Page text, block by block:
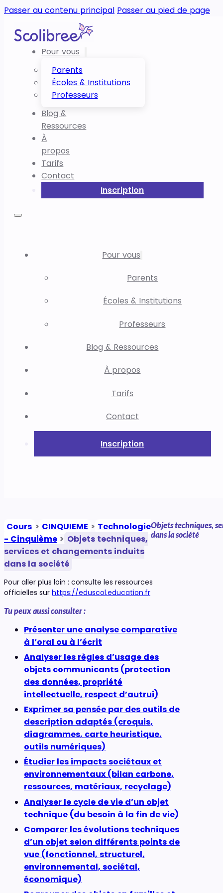
Passer au contenu principal Passer au pied de page
Pour vous
Parents
Écoles & Institutions
Professeurs
Blog &
Ressources
À
propos
Tarifs
Contact
Inscription
Pour vous
Parents
Écoles & Institutions
Professeurs
Blog & Ressources
À propos
Tarifs
Contact
Inscription
Cours > CINQUIEME > Technologie
- Cinquième > Objets techniques,
services et changements induits
dans la société
Objets techniques,
dans la société
Pour aller plus loin : consulte les ressources
officielles sur https://eduscol.education.fr
Tu peux aussi consulter :
Présenter une analyse comparative
à l’oral ou à l’écrit
Analyser les règles d’usage des
objets communicants (protection
des données, propriété
intellectuelle, respect d’autrui)
Exprimer sa pensée par des outils de
description adaptés (croquis,
diagrammes, carte heuristique,
outils numériques)
Étudier les impacts sociétaux et
environnementaux (bilan carbone,
ressources, matériaux, recyclage)
Analyser le cycle de vie d’un objet
technique (du besoin à la fin de vie)
Comparer les évolutions techniques
d’un objet selon différents points de
vue (fonctionnel, structurel,
environnemental, sociétal,
économique)